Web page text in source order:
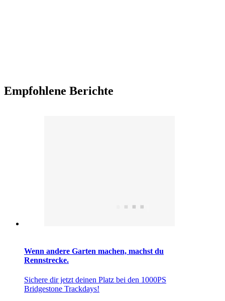
Empfohlene Berichte
Wenn andere Garten machen, machst du
Rennstrecke.
Sichere dir jetzt deinen Platz bei den 1000PS
Bridgestone Trackdays!